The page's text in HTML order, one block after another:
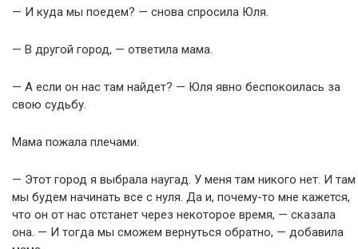
— И куда мы поедем? — снова спросила Юля.
— В другой город, — ответила мама.
— А если он нас там найдет? — Юля явно беспокоилась за
свою судьбу.
Мама пожала плечами.
— Этот город я выбрала наугад. У меня там никого нет. И там
мы будем начинать все с нуля. Да и, почему-то мне кажется,
что он от нас отстанет через некоторое время, — сказала
она. — И тогда мы сможем вернуться обратно, — добавила